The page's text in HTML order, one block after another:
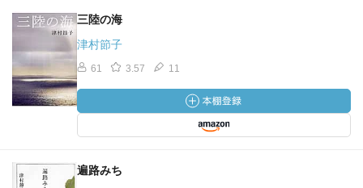
三陸の海
津村節子
61 3.57 11
遍路みち